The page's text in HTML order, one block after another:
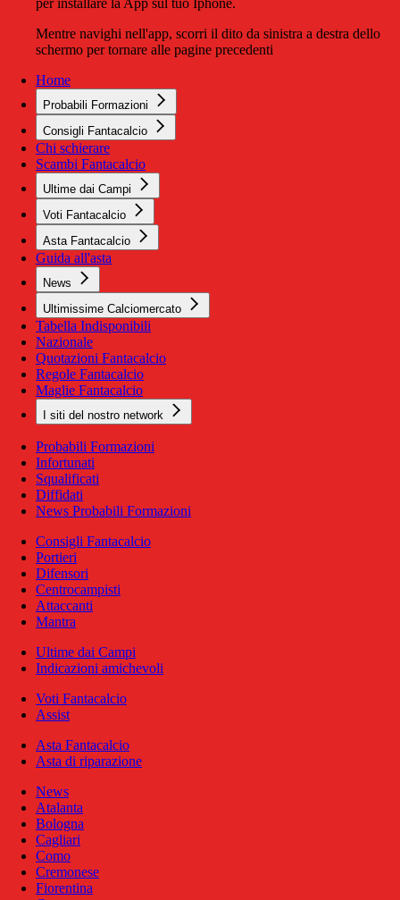
per installare la App sul tuo Iphone.
Mentre navighi nell'app, scorri il dito da sinistra a destra dello
schermo per tornare alle pagine precedenti
Home
Probabili Formazioni
Consigli Fantacalcio
Chi schierare
Scambi Fantacalcio
Ultime dai Campi
Voti Fantacalcio
Asta Fantacalcio
Guida all'asta
News
Ultimissime Calciomercato
Tabella Indisponibili
Nazionale
Quotazioni Fantacalcio
Regole Fantacalcio
Maglie Fantacalcio
I siti del nostro network
Probabili Formazioni
Infortunati
Squalificati
Diffidati
News Probabili Formazioni
Consigli Fantacalcio
Portieri
Difensori
Centrocampisti
Attaccanti
Mantra
Ultime dai Campi
Indicazioni amichevoli
Voti Fantacalcio
Assist
Asta Fantacalcio
Asta di riparazione
News
Atalanta
Bologna
Cagliari
Como
Cremonese
Fiorentina